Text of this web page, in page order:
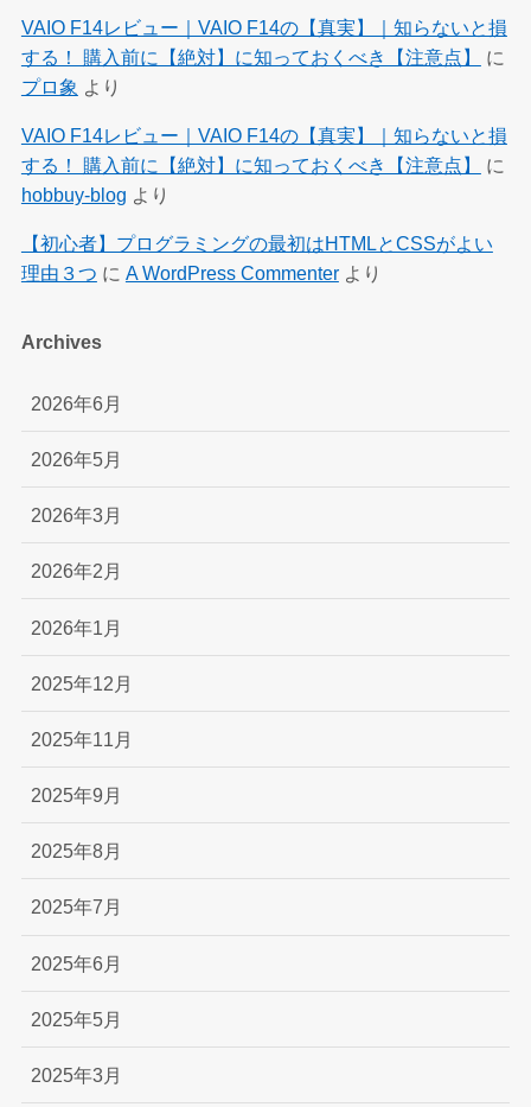
VAIO F14レビュー｜VAIO F14の【真実】｜知らないと損
する！ 購入前に【絶対】に知っておくべき【注意点】
に
プロ象 より
VAIO F14レビュー｜VAIO F14の【真実】｜知らないと損
する！ 購入前に【絶対】に知っておくべき【注意点】
に
hobbuy-blog より
【初心者】プログラミングの最初はHTMLとCSSがよい
理由３つ に A WordPress Commenterより
Archives
2026年6月
2026年5月
2026年3月
2026年2月
2026年1月
2025年12月
2025年11月
2025年9月
2025年8月
2025年7月
2025年6月
2025年5月
2025年3月